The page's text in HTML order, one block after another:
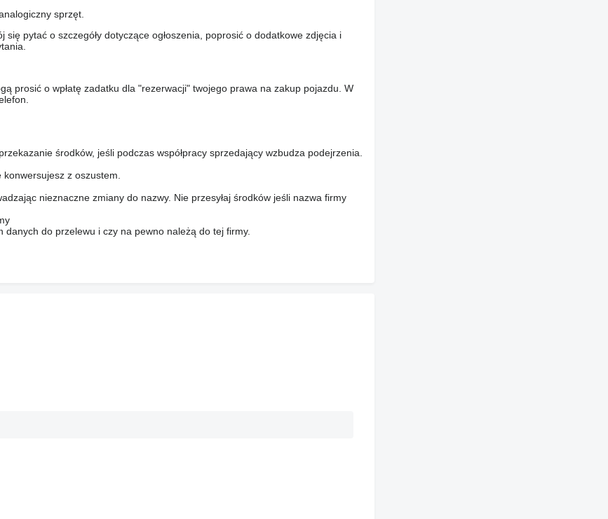
sprzęt.
pytać o szczegóły dotyczące ogłoszenia, poprosić o dodatkowe zdjęcia i
prosić o wpłatę zadatku dla "rezerwacji" twojego prawa na zakup pojazdu. W
środków, jeśli podczas współpracy sprzedający wzbudza podejrzenia.
z oszustem.
nieznaczne zmiany do nazwy. Nie przesyłaj środków jeśli nazwa firmy
do przelewu i czy na pewno należą do tej firmy.